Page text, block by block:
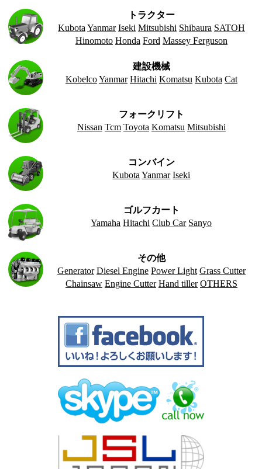
トラクター
KubotaYanmar Iseki Mitsubishi Shibaura SATOH
Hinomoto Honda Ford Massey Ferguson
建設機械
KobelcoYanmar Hitachi Komatsu Kubota Cat
フォークリフト
Nissan Tcm Toyota Komatsu Mitsubishi
コンバイン
Kubota Yanmar Iseki
ゴルフカート
Yamaha Hitachi Club Car Sanyo
その他
Generator Diesel Engine Power Light Grass Cutter
Chainsaw Engine Cutter Hand tiller OTHERS